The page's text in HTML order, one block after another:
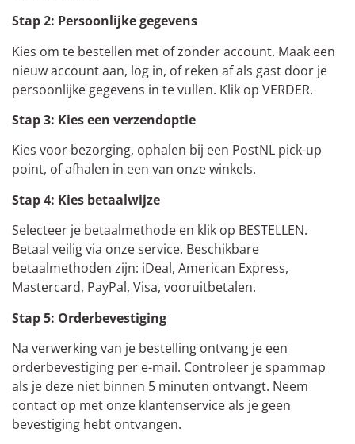
Stap 2: Persoonlijke gegevens
Kies om te bestellen met of zonder account. Maak een
nieuw account aan, log in, of reken af als gast door je
persoonlijke gegevens in te vullen. Klik op VERDER.
Stap 3: Kies een verzendoptie
Kies voor bezorging, ophalen bij een PostNL pick-up
point, of afhalen in een van onze winkels.
Stap 4: Kies betaalwijze
Selecteer je betaalmethode en klik op BESTELLEN.
Betaal veilig via onze service. Beschikbare
betaalmethoden zijn: iDeal, American Express,
Mastercard, PayPal, Visa, vooruitbetalen.
Stap 5: Orderbevestiging
Na verwerking van je bestelling ontvang je een
orderbevestiging per e-mail. Controleer je spammap
als je deze niet binnen 5 minuten ontvangt. Neem
contact op met onze klantenservice als je geen
bevestiging hebt ontvangen.